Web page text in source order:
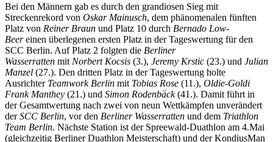
Bei den Männern gab es durch den grandiosen Sieg mit
Streckenrekord von Oskar Mainusch, dem phänomenalen fünften
Platz von Reiner Braun und Platz 10 durch Bernado Low-
Beereinen überlegenen ersten Platz in der Tageswertung für den
SCC Berlin. Auf Platz 2 folgten die Berliner
Wasserratten mit Norbert Kocsis (3.), Jeremy Krstic (23.) und Julian
Manzel (27.). Den dritten Platz in der Tageswertung holte
Ausrichter Teamwork Berlin mit Tobias Rose (11.), Oldie-Goldi
Frank Manthey (21.) und Simon Rodenbäck(41.). Damit führt in
der Gesamtwertung nach zwei von neun Wettkämpfen unverändert
derSCC Berlin, vor den Berliner Wasserratten und dem Triathlon
Team Berlin. Nächste Station ist der Spreewald-Duathlon am 4.Mai
(gleichzeitig Berliner Duathlon Meisterschaft) und der KondiusMan